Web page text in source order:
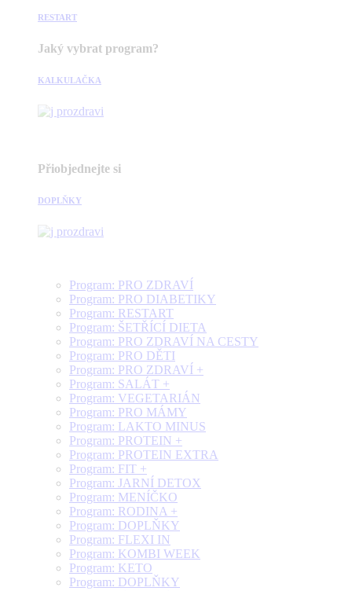
RESTART
Jaký vybrat program?
KALKULAČKA
Přiobjednejte si
DOPLŇKY
Program: PRO ZDRAVÍ
Program: PRO DIABETIKY
Program: RESTART
Program: ŠETŘÍCÍ DIETA
Program: PRO ZDRAVÍ NA CESTY
Program: PRO DĚTI
Program: PRO ZDRAVÍ +
Program: SALÁT +
Program: VEGETARIÁN
Program: PRO MÁMY
Program: LAKTO MINUS
Program: PROTEIN +
Program: PROTEIN EXTRA
Program: FIT +
Program: JARNÍ DETOX
Program: MENÍČKO
Program: RODINA +
Program: DOPLŇKY
Program: FLEXI IN
Program: KOMBI WEEK
Program: KETO
Program: DOPLŇKY